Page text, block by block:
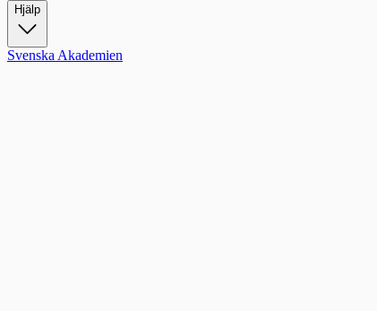
Hjälp
Svenska Akademien